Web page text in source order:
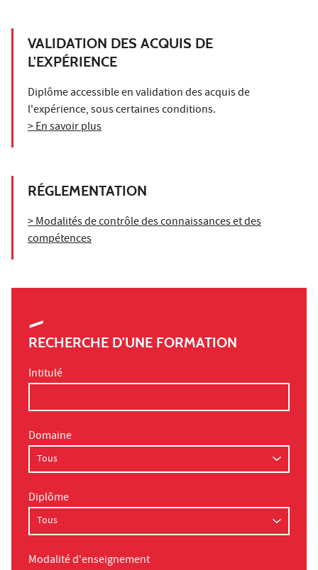
VALIDATION DES ACQUIS DE
L'EXPÉRIENCE
Diplôme accessible en validation des acquis de
l'expérience, sous certaines conditions.
> En savoir plus
RÉGLEMENTATION
> Modalités de contrôle des connaissances et des
compétences
RECHERCHE D'UNE FORMATION
Intitulé
Domaine
Diplôme
Modalité d'enseignement